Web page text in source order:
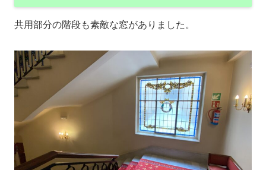
共用部分の階段も素敵な窓がありました。